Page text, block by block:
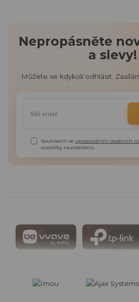
Nepropásněte
a slevy!
Můžete se kdykoli odhlásit.
Souhlasím se zpracováním osobních
rozesílky newsletteru.